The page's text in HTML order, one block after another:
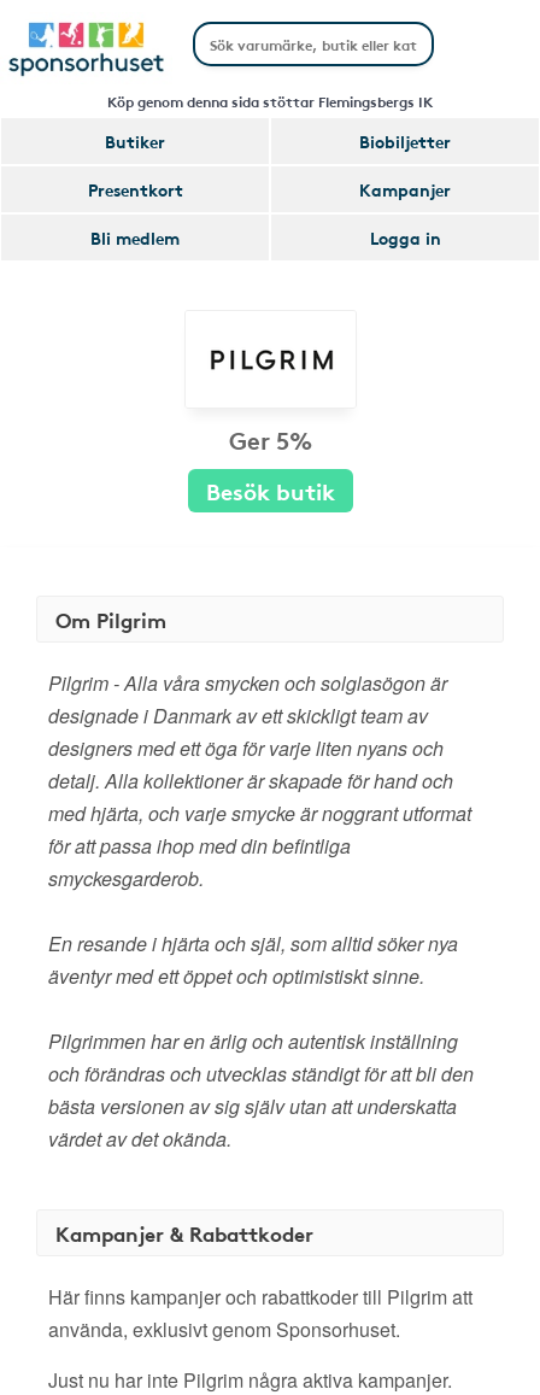
Köp genom denna sida stöttar Flemingsbergs IK
Butiker
Biobiljetter
Presentkort
Kampanjer
Bli medlem
Logga in
Ger 5%
Besök butik
Om Pilgrim
Pilgrim - Alla våra smycken och solglasögon är
designade i Danmark av ett skickligt team av
designers med ett öga för varje liten nyans och
detalj. Alla kollektioner är skapade för hand och
med hjärta, och varje smycke är noggrant utformat
för att passa ihop med din befintliga
smyckesgarderob.
En resande i hjärta och själ, som alltid söker nya
äventyr med ett öppet och optimistiskt sinne.
Pilgrimmen har en ärlig och autentisk inställning
och förändras och utvecklas ständigt för att bli den
bästa versionen av sig själv utan att underskatta
värdet av det okända.
Kampanjer & Rabattkoder
Här finns kampanjer och rabattkoder till Pilgrim att
använda, exklusivt genom Sponsorhuset.
Just nu har inte Pilgrim några aktiva kampanjer.